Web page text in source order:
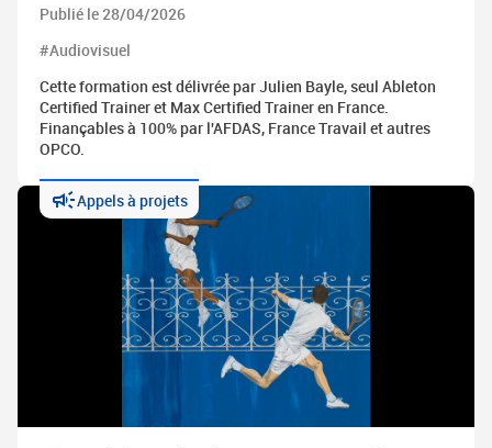
Publié le 28/04/2026
#Audiovisuel
Cette formation est délivrée par Julien Bayle, seul Ableton
Certified Trainer et Max Certified Trainer en France.
Finançables à 100% par l'AFDAS, France Travail et autres
OPCO.
Appels à projets